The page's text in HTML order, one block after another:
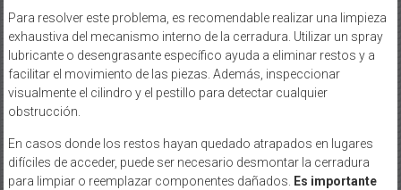
Para resolver este problema, es recomendable realizar una limpieza
exhaustiva del mecanismo interno de la cerradura. Utilizar un spray
lubricante o desengrasante específico ayuda a eliminar restos y a
facilitar el movimiento de las piezas. Además, inspeccionar
visualmente el cilindro y el pestillo para detectar cualquier
obstrucción.
En casos donde los restos hayan quedado atrapados en lugares
difíciles de acceder, puede ser necesario desmontar la cerradura
para limpiar o reemplazar componentes dañados. Es importante